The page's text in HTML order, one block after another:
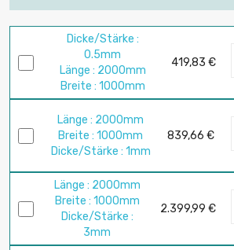
Dicke/Stärke :
0.5mm
Länge : 2000mm
Breite : 1000mm
419,83 €
Länge : 2000mm
Breite : 1000mm
Dicke/Stärke : 1mm
839,66 €
Länge : 2000mm
Breite : 1000mm
Dicke/Stärke :
3mm
2.399,99 €